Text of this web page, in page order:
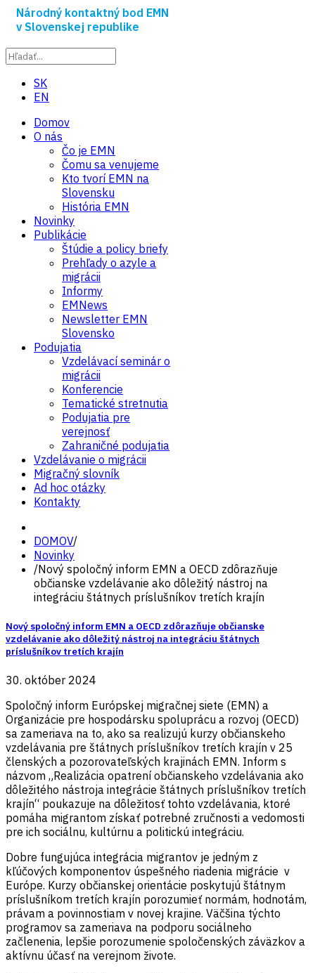
Národný kontaktný bod EMN
v Slovenskej republike
SK
EN
Domov
O nás
Čo je EMN
Čomu sa venujeme
Kto tvorí EMN na
Slovensku
História EMN
Novinky
Publikácie
Štúdie a policy briefy
Prehľady o azyle a
migrácii
Informy
EMNews
Newsletter EMN
Slovensko
Podujatia
Vzdelávací seminár o
migrácii
Konferencie
Tematické stretnutia
Podujatia pre
verejnosť
Zahraničné podujatia
Vzdelávanie o migrácii
Migračný slovník
Ad hoc otázky
Kontakty
DOMOV/
Novinky
/Nový spoločný inform EMN a OECD zdôrazňuje
občianske vzdelávanie ako dôležitý nástroj na
integráciu štátnych príslušníkov tretích krajín
Nový spoločný inform EMN a OECD zdôrazňuje občianske
vzdelávanie ako dôležitý nástroj na integráciu štátnych
príslušníkov tretích krajín
30. október 2024
Spoločný inform Európskej migračnej siete (EMN) a
Organizácie pre hospodársku spoluprácu a rozvoj (OECD)
sa zameriava na to, ako sa realizujú kurzy občianskeho
vzdelávania pre štátnych príslušníkov tretích krajín v 25
členských a pozorovateľských krajinách EMN. Inform s
názvom „Realizácia opatrení občianskeho vzdelávania ako
dôležitého nástroja integrácie štátnych príslušníkov tretích
krajín“ poukazuje na dôležitosťtohto vzdelávania, ktoré
pomáha migrantom získať potrebné zručnosti a vedomosti
pre ich sociálnu, kultúrnu a politickú integráciu.
Dobre fungujúca integrácia migrantov je jedným z
kľúčových komponentov úspešné ho riadenia migrácie v
Európe. Kurzy občianskej orientácie poskytujú štátnym
príslušníkom tretích krajín porozumieť normám, hodnotám,
právam a povinnostiam v novej krajine. Väčšina týchto
programov sa zameriava na podporu sociálneho
začlenenia, lepšie porozumenie spoločenských záväzkov a
aktívnu účasť na verejnom živote.